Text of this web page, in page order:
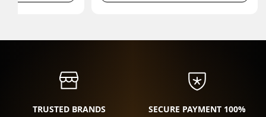
100% SECURE PAYMENT
TRUSTED BRANDS